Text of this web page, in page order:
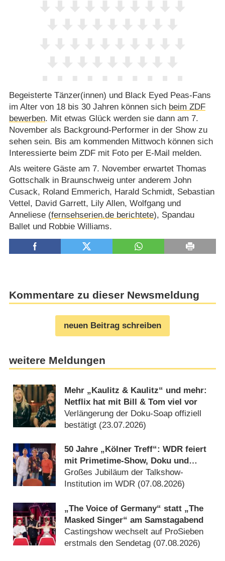
Begeisterte Tänzer(innen) und Black Eyed Peas-Fans
im Alter von 18 bis 30 Jahren können sich beim ZDF
bewerben. Mit etwas Glück werden sie dann am 7.
November als Background-Performer in der Show zu
sehen sein. Bis am kommenden Mittwoch können sich
Interessierte beim ZDF mit Foto per E-Mail melden.
Als weitere Gäste am 7. November erwartet Thomas
Gottschalk in Braunschweig unter anderem John
Cusack, Roland Emmerich, Harald Schmidt, Sebastian
Vettel, David Garrett, Lily Allen, Wolfgang und
Anneliese (fernsehserien.de berichtete), Spandau
Ballet und Robbie Williams.
Kommentare zu dieser Newsmeldung
neuen Beitrag schreiben
weitere Meldungen
Mehr „Kaulitz & Kaulitz“ und mehr:
Netflix hat mit Bill & Tom viel vor
Verlängerung der Doku-Soap offiziell
bestätigt (23.07.2026)
50 Jahre „Kölner Treff“: WDR feiert
mit Primetime-Show, Doku und
Rückblicken
Großes Jubiläum der Talkshow-
Institution im WDR (07.08.2026)
„The Voice of Germany“ statt „The
Masked Singer“ am Samstagabend
Castingshow wechselt auf ProSieben
erstmals den Sendetag (07.08.2026)